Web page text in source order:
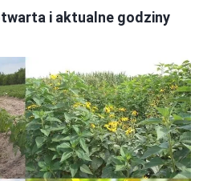
i aktualne godziny